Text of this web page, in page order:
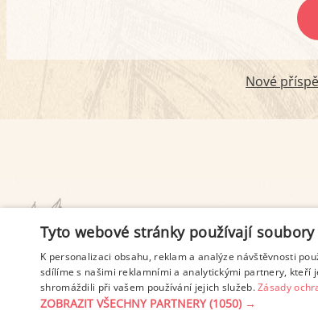
Nové
PODMÍNKY UŽITÍ
Tyto webové stránky používají
K personalizaci obsahu, reklam a analýze návštěvnosti
sdílíme s našimi reklamními a analytickými partnery,
shromáždili při vašem používání jejich služeb.Zásady
ZOBRAZIT VŠECHNY PARTNERY(1050) →